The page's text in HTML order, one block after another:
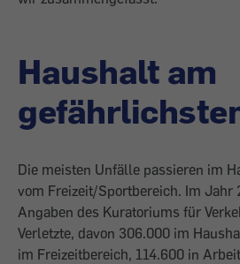
Haushalt am
Die meisten Unfälle passieren im
vom Freizeit/Sportbereich. Im Jahr
Angaben des Kuratoriums für
Verletzte, davon 306.000 im
im Freizeitbereich, 114.600 in